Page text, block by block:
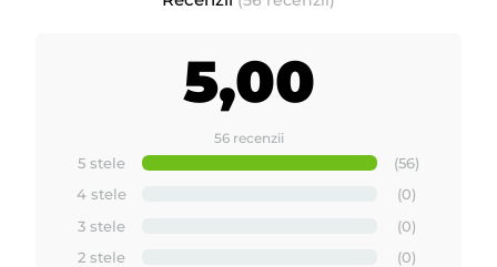
5,00
56 recenzii
5 stele
(56)
4 stele
(0)
3 stele
(0)
2 stele
(0)